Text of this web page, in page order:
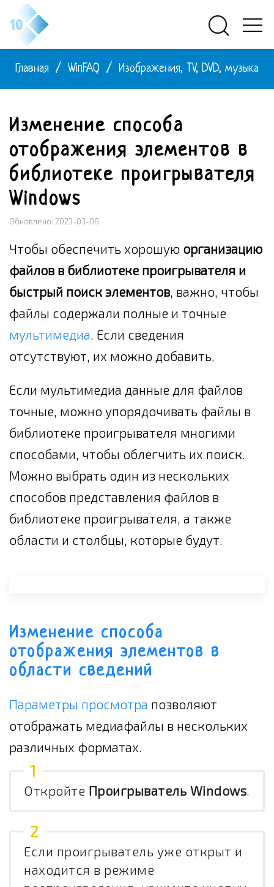
Главная / WinFAQ / Изображения, TV, DVD, музыка
Изменение способа
отображения элементов в
библиотеке проигрывателя
Windows
Обновлено: 2023-03-08
Чтобы обеспечить хорошую организацию
файлов в библиотеке проигрывателя и
быстрый поиск элементов, важно, чтобы
файлы содержали полные и точные
мультимедиа. Если сведения
отсутствуют, их можно добавить.
Если мультимедиа данные для файлов
точные, можно упорядочивать файлы в
библиотеке проигрывателя многими
способами, чтобы облегчить их поиск.
Можно выбрать один из нескольких
способов представления файлов в
библиотеке проигрывателя, а также
области и столбцы, которые будут.
Изменение способа
отображения элементов в
области сведений
Параметры просмотра позволяют
отображать медиафайлы в нескольких
различных форматах.
Откройте Проигрыватель Windows.
Если проигрыватель уже открыт и
находится в режиме